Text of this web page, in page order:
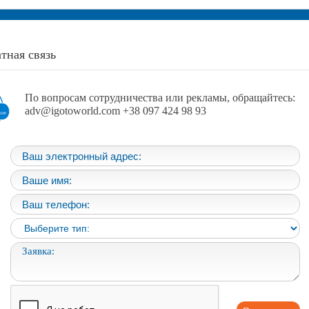
связь
По вопросам сотрудничества или рекламы, обращайтесь:
adv@igotoworld.com +38 097 424 98 93